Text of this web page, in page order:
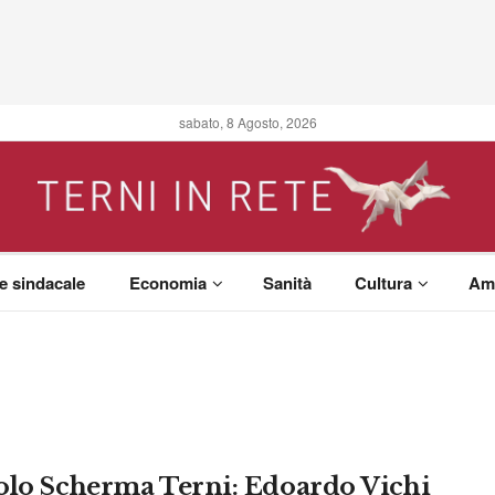
sabato, 8 Agosto, 2026
sindacale Economia Sanità Cultura
Scherma Terni: Edoardo Vichi